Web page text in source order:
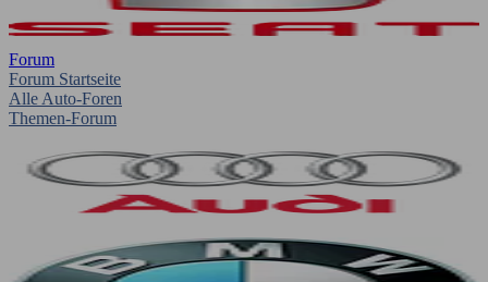
Forum
Forum Startseite
Alle Auto-Foren
Themen-Forum